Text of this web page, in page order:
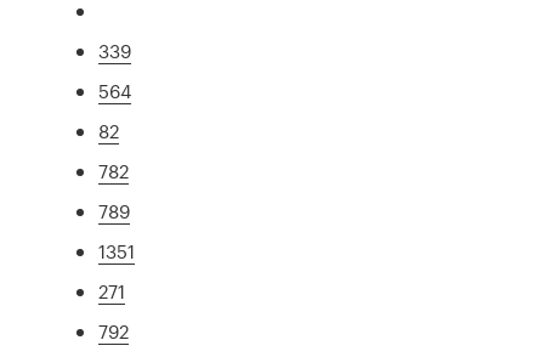
339
564
82
782
789
1351
271
792